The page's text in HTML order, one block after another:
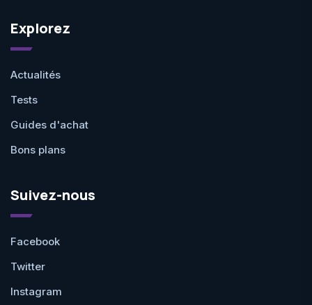
Explorez
Actualités
Tests
Guides d'achat
Bons plans
Suivez-nous
Facebook
Twitter
Instagram